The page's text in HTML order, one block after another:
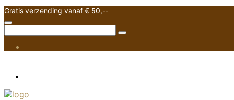
Gratis verzending vanaf € 50,--